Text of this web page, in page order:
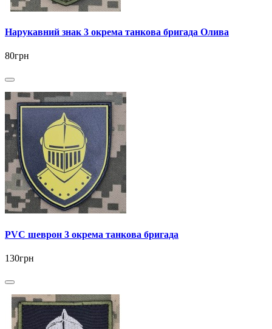
Нарукавний знак 3 окрема танкова бригада Олива
80грн
PVC шеврон 3 окрема танкова бригада
130грн